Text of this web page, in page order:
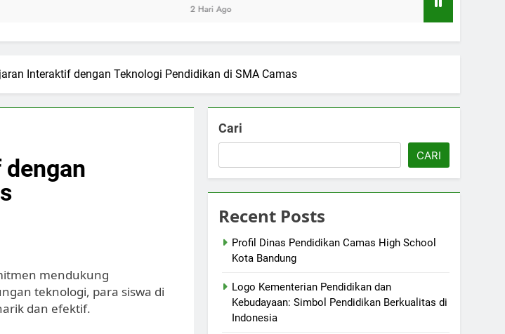
Interaktif dengan Teknologi Pendidikan di SMA Camas
mendukung
teknologi, para siswa di
dan efektif.
Cari
CARI
Recent Posts
Profil Dinas Pendidikan Camas High School
Kota Bandung
Logo Kementerian Pendidikan dan
Kebudayaan: Simbol Pendidikan Berkualitas di
Indonesia